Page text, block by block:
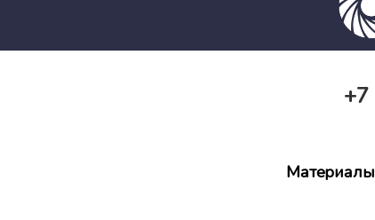
+7
Материалы